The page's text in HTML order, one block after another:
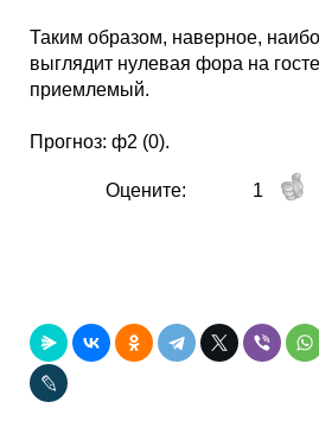
Таким образом, наверное,
выглядит нулевая фора на
приемлемый.
Прогноз: ф2 (0).
Оцените: 1